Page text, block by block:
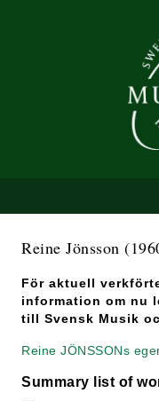
Reine Jönsson
För aktuell
information om nu
till Svensk Musik
Reine JÖNSSONs
Summary list of